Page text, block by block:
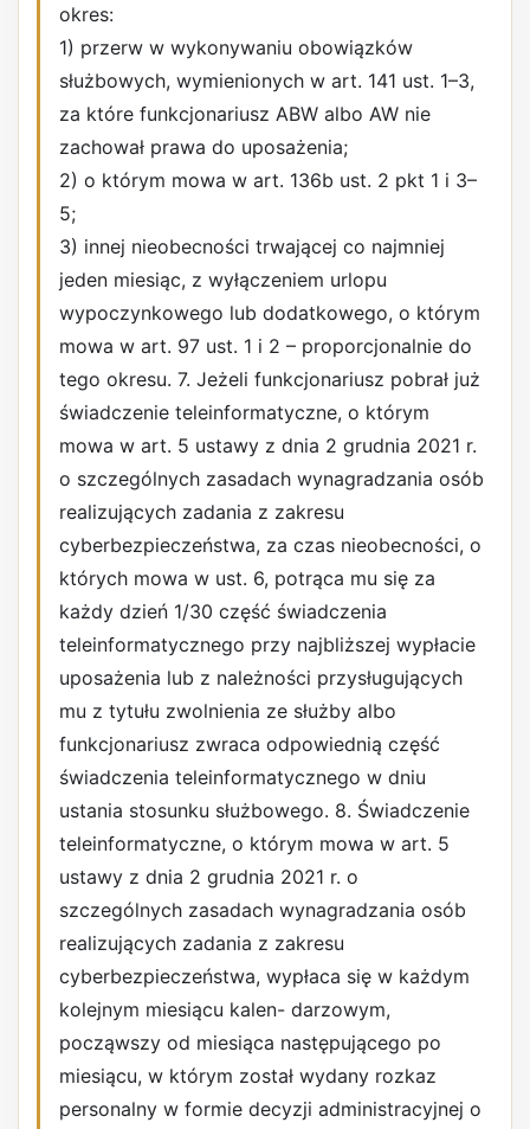
okres:
1) przerw w wykonywaniu obowiązków
służbowych, wymienionych w art. 141 ust. 1–3,
za które funkcjonariusz ABW albo AW nie
zachował prawa do uposażenia;
2) o którym mowa w art. 136b ust. 2 pkt 1 i 3–
5;
3) innej nieobecności trwającej co najmniej
jeden miesiąc, z wyłączeniem urlopu
wypoczynkowego lub dodatkowego, o którym
mowa w art. 97 ust. 1 i 2 – proporcjonalnie do
tego okresu. 7. Jeżeli funkcjonariusz pobrał już
świadczenie teleinformatyczne, o którym
mowa w art. 5 ustawy z dnia 2 grudnia 2021 r.
o szczególnych zasadach wynagradzania osób
realizujących zadania z zakresu
cyberbezpieczeństwa, za czas nieobecności, o
których mowa w ust. 6, potrąca mu się za
każdy dzień 1/30 część świadczenia
teleinformatycznego przy najbliższej wypłacie
uposażenia lub z należności przysługujących
mu z tytułu zwolnienia ze służby albo
funkcjonariusz zwraca odpowiednią część
świadczenia teleinformatycznego w dniu
ustania stosunku służbowego. 8. Świadczenie
teleinformatyczne, o którym mowa w art. 5
ustawy z dnia 2 grudnia 2021 r. o
szczególnych zasadach wynagradzania osób
realizujących zadania z zakresu
cyberbezpieczeństwa, wypłaca się w każdym
kolejnym miesiącu kalen- darzowym,
począwszy od miesiąca następującego po
miesiącu, w którym został wydany rozkaz
personalny w formie decyzji administracyjnej o